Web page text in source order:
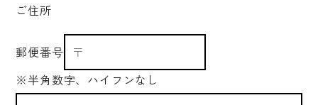
ご住所
郵便番号
※半角数字、ハイフンなし